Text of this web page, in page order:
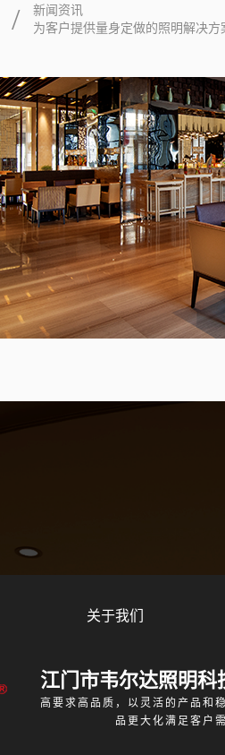
/
新闻资讯
为客户提供量身定做的照明解决方
关于我们
江门市韦尔达照明科
高要求高品质，以灵活的产品和
品更大化满足客户